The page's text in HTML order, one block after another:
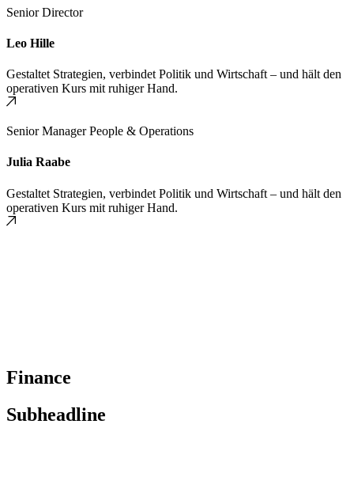
Senior Director
Leo Hille
Gestaltet Strategien, verbindet Politik und Wirtschaft – und hält den
operativen Kurs mit ruhiger Hand.
Senior Manager People & Operations
Julia Raabe
Gestaltet Strategien, verbindet Politik und Wirtschaft – und hält den
operativen Kurs mit ruhiger Hand.
Finance
Subheadline